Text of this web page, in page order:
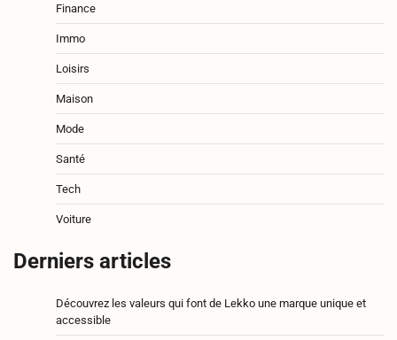
Finance
Immo
Loisirs
Maison
Mode
Santé
Tech
Voiture
Derniers articles
Découvrez les valeurs qui font de Lekko une marque unique et
accessible